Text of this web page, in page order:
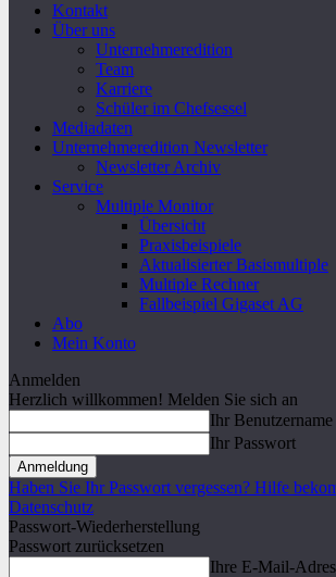
Kontakt
Über uns
Unternehmeredition
Team
Karriere
Schüler im Chefsessel
Mediadaten
Unternehmeredition Newsletter
Newsletter Archiv
Service
Multiple Monitor
Übersicht
Praxisbeispiele
Aktualisierter Basismultiple
Multiple Rechner
Fallbeispiel Gigaset AG
Abo
Mein Konto
Anmelden
Herzlich willkommen! Melden Sie sich an
Ihr Benutzername
Ihr Passwort
Haben Sie Ihr Passwort vergessen? Hilfe
Datenschutz
Passwort-Wiederherstellung
Passwort zurücksetzen
Ihre E-Mail-